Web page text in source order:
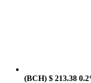
(BCH) $ 213.38